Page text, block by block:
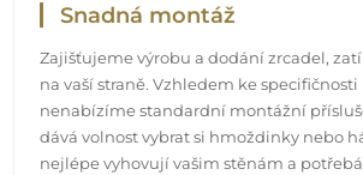
Snadná montáž
Zajišťujeme výrobu a dodání zrcadel,
na vaší straně. Vzhledem ke
nenabízíme standardní montážní
dává volnost vybrat si hmoždinky nebo
nejlépe vyhovují vašim stěnám a